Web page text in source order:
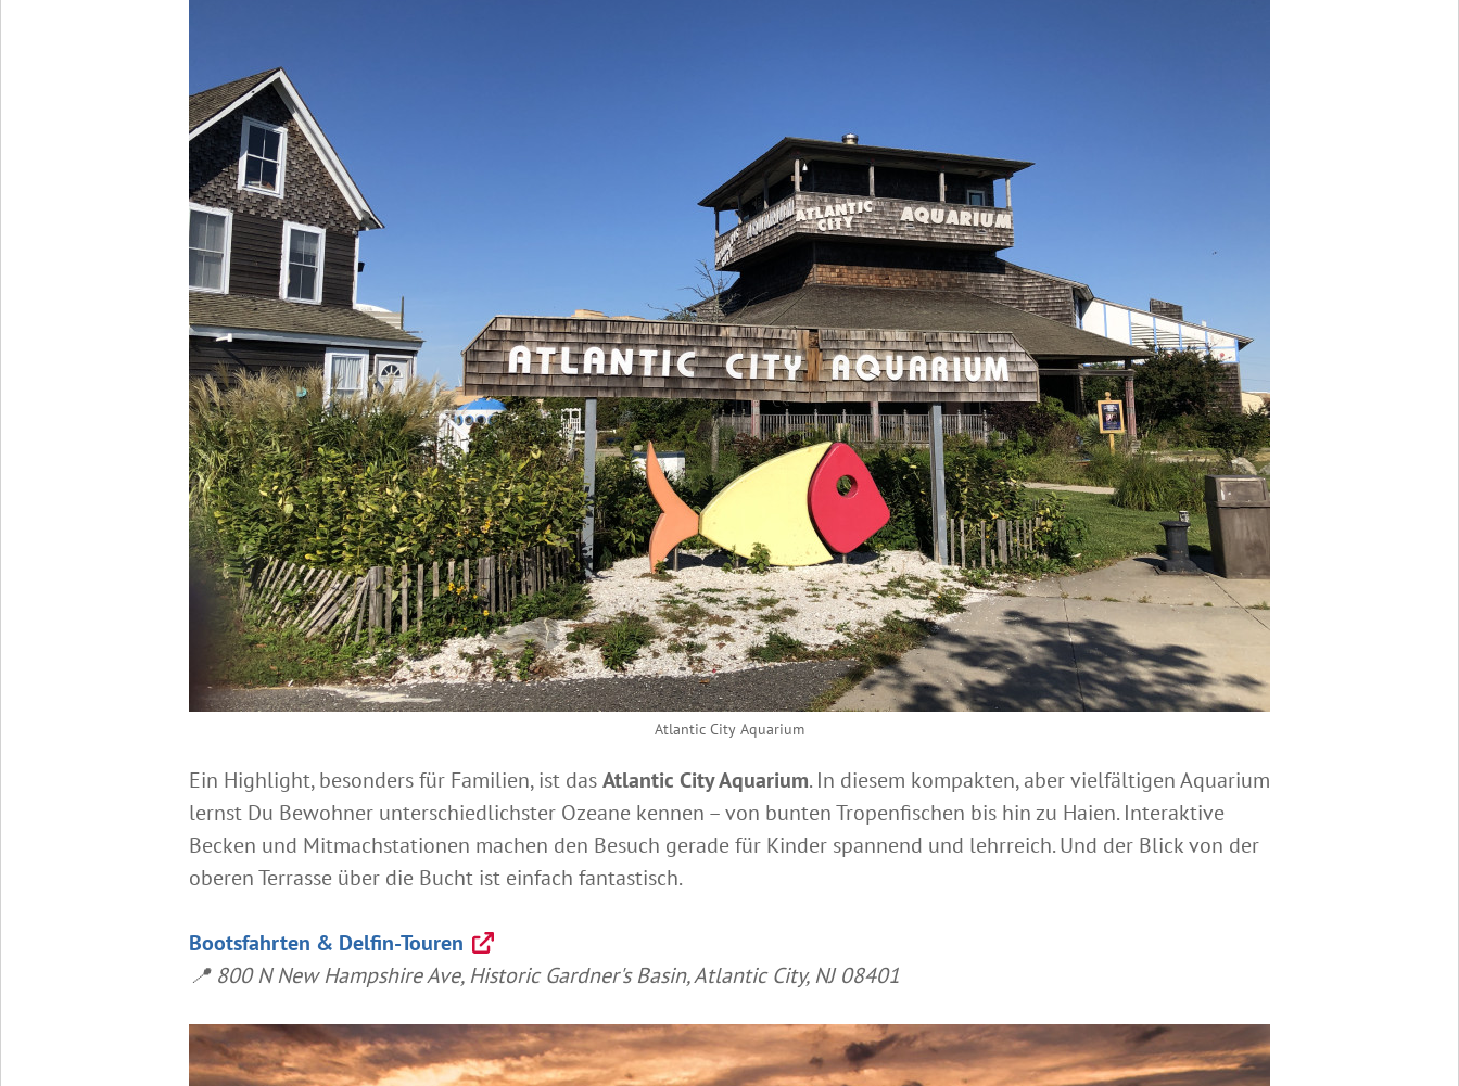
Atlantic City Aquarium
Ein Highlight, besonders für Familien, ist dasAtlantic City Aquarium. In diesem kompakten, aber vielfältigen Aquarium
lernst Du Bewohner unterschiedlichster Ozeane kennen – von bunten Tropenfischen bis hin zu Haien. Interaktive
Becken und Mitmachstationen machen den Besuch gerade für Kinder spannend und lehrreich. Und der Blick von der
oberen Terrasse über die Bucht ist einfach fantastisch.
Bootsfahrten & Delfin-Touren
📍 800 N New Hampshire Ave, Historic Gardner's Basin, Atlantic City, NJ 08401